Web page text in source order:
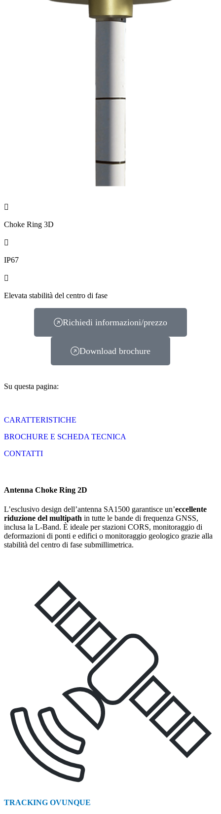
Choke Ring 3D
IP67
Elevata stabilità del centro di fase
Richiedi informazioni/prezzo
Download brochure
Su questa pagina:
CARATTERISTICHE
BROCHURE E SCHEDA TECNICA
CONTATTI
Antenna Choke Ring 2D
L’esclusivo design dell’antenna SA1500 garantisce un’eccellente
riduzione del multipath in tutte le bande di frequenza GNSS,
inclusa la L-Band. È ideale per stazioni CORS, monitoraggio di
deformazioni di ponti e edifici o monitoraggio geologico grazie alla
stabilità del centro di fase submillimetrica.
TRACKING OVUNQUE